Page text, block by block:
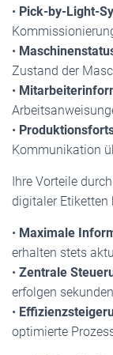
• Pick-by-Light-
•
Zustand der
•
•
Kommunikation
Ihre Vorteile
digitaler Etiketten
• Maximale
erhalten stets
• Zentrale
erfolgen
•
optimierte